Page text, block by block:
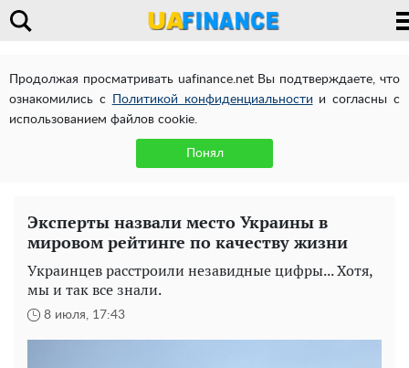
Продолжая просматривать uafinance.net Вы подтверждаете, что
ознакомились с
Политикой конфиденциальности и согласны с
использованием файлов cookie.
Понял
Эксперты назвали место Украины в
мировом рейтинге по качеству жизни
Украинцев расстроили незавидные цифры... Хотя,
мы и так все знали.
8 июля, 17:43